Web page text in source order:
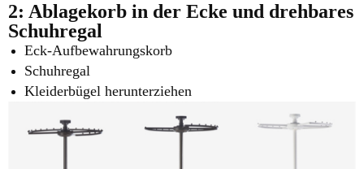
2: Ablagekorb in der Ecke und drehbares
Schuhregal
Eck-Aufbewahrungskorb
Schuhregal
Kleiderbügel herunterziehen